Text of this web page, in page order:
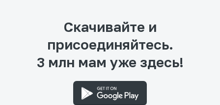
Скачивайте и
присоединяйтесь.
3 млн мам уже здесь!